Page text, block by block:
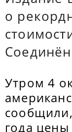
о
Утром 4
года